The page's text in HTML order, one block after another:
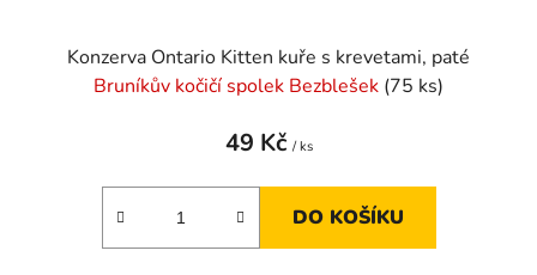
Konzerva Ontario Kitten kuře s krevetami, paté
Bruníkův kočičí spolek Bezblešek (75 ks)
49 Kč / ks
DO KOŠÍKU